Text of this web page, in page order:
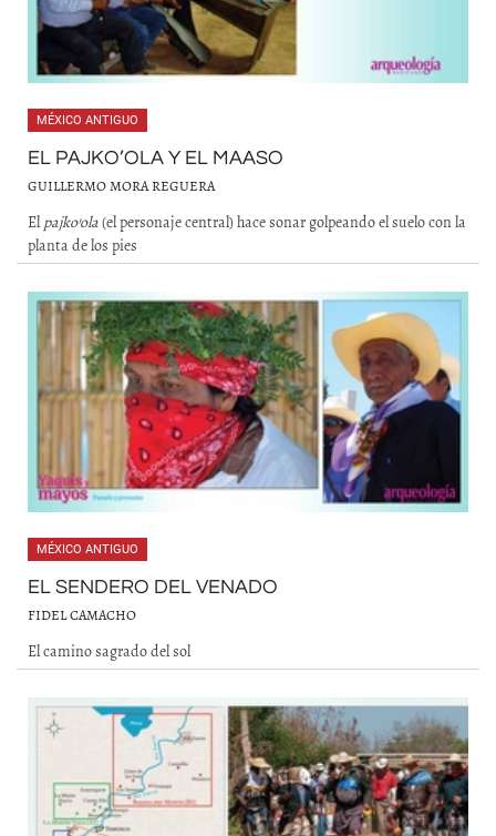
MÉXICO ANTIGUO
EL PAJKO’OLA Y EL MAASO
GUILLERMO MORA REGUERA
El pajko’ola(el personaje central) hace sonar golpeando el suelo con la
planta de los pies
MÉXICO ANTIGUO
EL SENDERO DEL VENADO
FIDEL CAMACHO
El camino sagrado del sol